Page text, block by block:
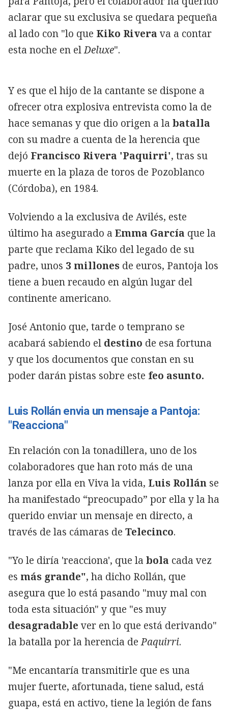
aclarar que su exclusiva se quedara pequeña
al lado con "lo que Kiko Riverava a contar
esta noche en elDeluxe".
Y es que el hijo de la cantante se dispone a
ofrecer otra explosiva entrevista como la de
hace semanas y que dio origen a la batalla
con su madre a cuenta de la herencia que
dejó Francisco Rivera 'Paquirri', tras su
muerte en la plaza de toros de Pozoblanco
(Córdoba), en 1984.
Volviendo a la exclusiva de Avilés, este
último ha asegurado a Emma García que la
parte que reclama Kiko del legado de su
padre, unos 3 millones de euros, Pantoja los
tiene a buen recaudo en algún lugar del
continente americano.
José Antonio que, tarde o temprano se
acabará sabiendo el destino de esa fortuna
y que los documentos que constan en su
poder darán pistas sobre este feo asunto.
Luis Rollán envia un mensaje a Pantoja:
"Reacciona"
En relación con la tonadillera, uno de los
colaboradores que han roto más de una
lanza por ella en Viva la vida, Luis Rollán se
ha manifestado “preocupado” por ella y la ha
querido enviar un mensaje en directo, a
través de las cámaras de Telecinco.
"Yo le diría 'reacciona', que la bola cada vez
es más grande", ha dicho Rollán, que
asegura que lo está pasando "muy mal con
toda esta situación" y que "es muy
desagradablever en lo que está derivando"
la batalla por la herencia dePaquirri.
"Me encantaría transmitirle que es una
mujer fuerte, afortunada, tiene salud, está
guapa, está en activo, tiene la legión de fans